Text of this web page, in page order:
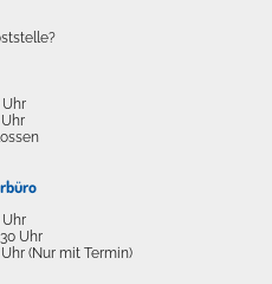
Uhr
Uhr
Uhr
Uhr (Nur mit Termin)